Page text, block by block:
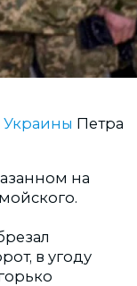
Петра
на
в угоду